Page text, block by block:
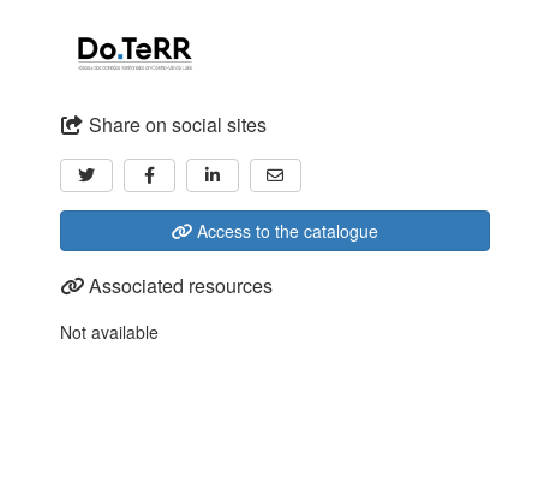
Share on social sites
Access to the catalogue
Associated resources
Not available